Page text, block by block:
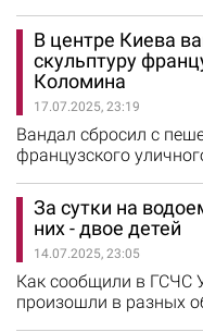
медик без
нейролептиком, в
умер. Согласно
исполнение
обязанностей ему
В центре Киева
скульптуру
Коломина
17.07.2025, 23:19
Вандал сбросил с
французского
которая каталась на
Небесной Сотни на
сообщили в
инсталляцию с моста.
брусчатку и
За сутки на
них - двое детей
14.07.2025, 23:05
Как сообщили в ГСЧС
произошли в разных